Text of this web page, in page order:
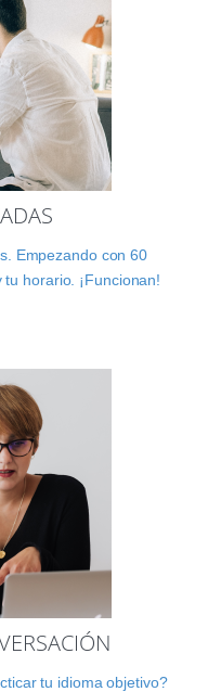
Empezando con 60
horario. ¡Funcionan!
tu idioma objetivo?